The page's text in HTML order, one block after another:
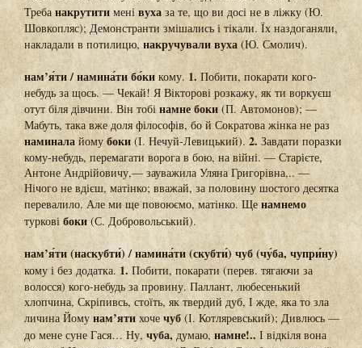
Требанакрутити менівухаза те, що ви досі не в ліжку (Ю.
Шовкопляс); Демонстранти змішались і тікали. Їх наздоганяли,
накладали в потилицю,накручували вуха (Ю. Смолич).
нам’я́ти / намина́ти бо́ки кому. 1. Побити, покарати кого-
небудь за щось. — Чекай! Я Вікторові розкажу, як ти воркуєш
отут біля дівчини. Він тобінамне боки (П. Автомонов); —
Мабуть, така вже доля філософів, бо й Сократова жінка не раз
наминала йому боки (І. Нечуй-Левицький). 2. Завдати поразки
кому-небудь, перемагати ворога в бою, на війні. — Старієте,
Антоне Андрійовичу,— зауважила Уляна Григорівна,.. —
Нічого не вдієш, матінко; вважай, за половину шостого десятка
перевалило. Але ми ще повоюємо, матінко. Ще намнемо
туркові боки(С. Добровольський).
нам’я́ти (наскубти́) / намина́ти (скубти́) чуб (чу́ба, чупри́ну)
кому і без додатка. 1. Побити, покарати (перев. тягаючи за
волосся) кого-небудь за провину. Паллант, любесенький
хлопчина, Скріпивсь, стоїть, як твердий дуб, І жде, яка то зла
личина Йому нам’ятихоче чуб (І. Котляревський); Дивлюсь —
до мене суне Гася… Ну, чуба, думаю, намне!.. І відкіля вона